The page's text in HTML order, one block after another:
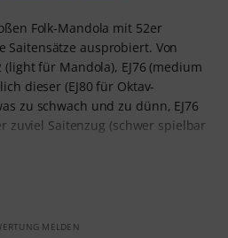
Folk-Mandola mit 52er
Saitensätze ausprobiert. Von
(light für Mandola), EJ76 (medium
dieser (EJ80 für Oktav-
zu schwach und zu dünn, EJ76
zuviel Saitenzug (schwer spielbar
MELDEN